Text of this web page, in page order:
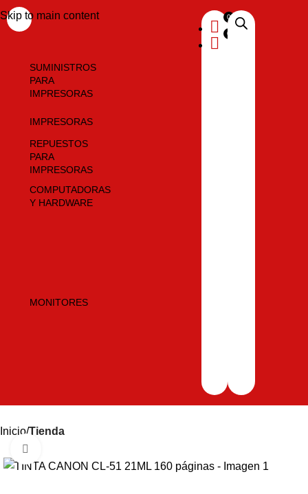
Skip to main content
SUMINISTROS
PARA
IMPRESORAS
IMPRESORAS
REPUESTOS
PARA
IMPRESORAS
COMPUTADORAS
Y HARDWARE
MONITORES
Inicio Tienda